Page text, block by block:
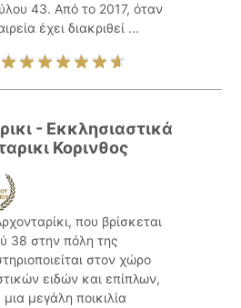
43. Από το 2017, όταν
έχει διακριθεί ...
- Εκκλησιαστικά
Κορινθος
που βρίσκεται
38 στην πόλη της
στον χώρο
ειδών και επίπλων,
μεγάλη ποικιλία